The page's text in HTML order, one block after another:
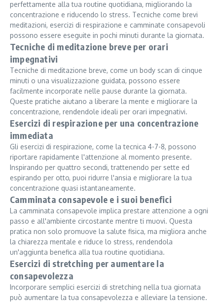
perfettamente alla tua routine quotidiana, migliorando la
concentrazione e riducendo lo stress. Tecniche come brevi
meditazioni, esercizi di respirazione e camminate consapevoli
possono essere eseguite in pochi minuti durante la giornata.
Tecniche di meditazione breve per orari
impegnativi
Tecniche di meditazione breve, come un body scan di cinque
minuti o una visualizzazione guidata, possono essere
facilmente incorporate nelle pause durante la giornata.
Queste pratiche aiutano a liberare la mente e migliorare la
concentrazione, rendendole ideali per orari impegnativi.
Esercizi di respirazione per una concentrazione
immediata
Gli esercizi di respirazione, come la tecnica 4-7-8, possono
riportare rapidamente l'attenzione al momento presente.
Inspirando per quattro secondi, trattenendo per sette ed
espirando per otto, puoi ridurre l'ansia e migliorare la tua
concentrazione quasi istantaneamente.
Camminata consapevole e i suoi benefici
La camminata consapevole implica prestare attenzione a ogni
passo e all'ambiente circostante mentre ti muovi. Questa
pratica non solo promuove la salute fisica, ma migliora anche
la chiarezza mentale e riduce lo stress, rendendola
un'aggiunta benefica alla tua routine quotidiana.
Esercizi di stretching per aumentare la
consapevolezza
Incorporare semplici esercizi di stretching nella tua giornata
può aumentare la tua consapevolezza e alleviare la tensione.